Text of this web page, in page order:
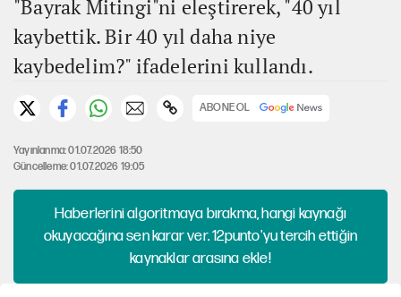
"Bayrak Mitingi"ni eleştirerek, "40 yıl
kaybettik. Bir 40 yıl daha niye
kaybedelim?" ifadelerini kullandı.
ABONE OL
Yayınlanma: 01.07.2026 18:50
Güncelleme: 01.07.2026 19:05
Haberlerini algoritmaya bırakma, hangi kaynağı
okuyacağına sen karar ver. 12punto'yu tercih ettiğin
kaynaklar arasına ekle!